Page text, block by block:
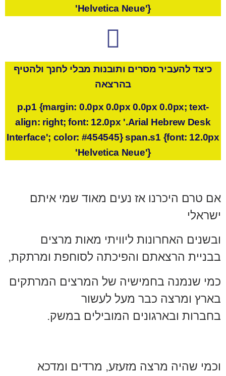
'Helvetica Neue'}
כיצד להעביר מסרים ותובנות מבלי לחנך ולהטיף
בהרצאה
p.p1 {margin: 0.0px 0.0px 0.0px 0.0px; text-
align: right; font: 12.0px '.Arial Hebrew Desk
Interface'; color: #454545} span.s1 {font: 12.0px
'Helvetica Neue'}
אם טרם היכרנו אז נעים מאוד שמי איתם
ישראלי
ובשנים האחרונות ליוויתי מאות מרצים
בבניית הרצאתם והפיכתה לסוחפת ומרתקת,
כמי שנמנה בחמישיה של המרצים המרתקים
בארץ ומרצה כבר מעל לעשור
בחברות ובארגונים המובילים במשק.
וכמי שהיה מרצה מזעזע, מרדים ומדכא